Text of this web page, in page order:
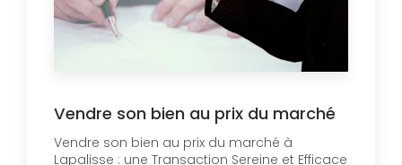
Vendre son bien au prix du marché
Vendre son bien au prix du marché à
Lapalisse : une Transaction Sereine et Efficace